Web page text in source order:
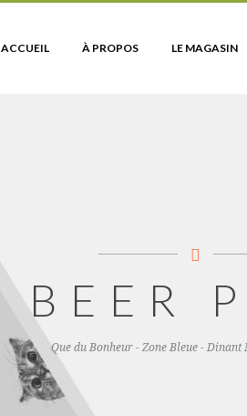
ACCUEIL À PROPOS LE MAGASIN
BEER
Que du Bonheur - Zone Bleue - Dinant